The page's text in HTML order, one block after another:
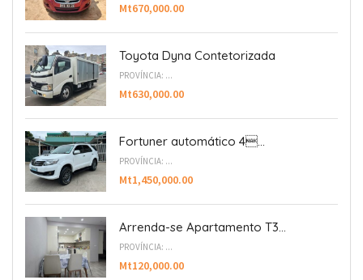
Mt670,000.00
Toyota Dyna Contetorizada
PROVÍNCIA: ...
Mt630,000.00
Fortuner automático 4...
PROVÍNCIA: ...
Mt1,450,000.00
Arrenda-se Apartamento T3...
PROVÍNCIA: ...
Mt120,000.00